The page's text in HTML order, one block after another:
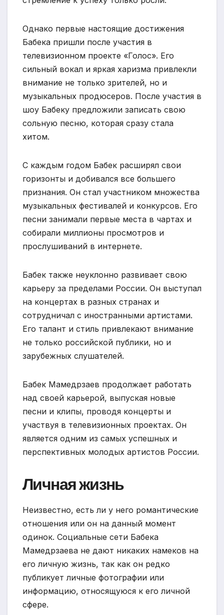
Однако первые настоящие достижения
Бабека пришли после участия в
телевизионном проекте «Голос». Его
сильный вокал и яркая харизма привлекли
внимание не только зрителей, но и
музыкальных продюсеров. После участия в
шоу Бабеку предложили записать свою
сольную песню, которая сразу стала
хитом.
С каждым годом Бабек расширял свои
горизонты и добивался все большего
признания. Он стал участником множества
музыкальных фестивалей и конкурсов. Его
песни занимали первые места в чартах и
собирали миллионы просмотров и
прослушиваний в интернете.
Бабек также неуклонно развивает свою
карьеру за пределами России. Он выступал
на концертах в разных странах и
сотрудничал с иностранными артистами.
Его талант и стиль привлекают внимание
не только российской публики, но и
зарубежных слушателей.
Бабек Мамедрзаев продолжает работать
над своей карьерой, выпуская новые
песни и клипы, проводя концерты и
участвуя в телевизионных проектах. Он
является одним из самых успешных и
перспективных молодых артистов России.
Личная жизнь
Неизвестно, есть ли у него романтические
отношения или он на данный момент
одинок. Социальные сети Бабека
Мамедрзаева не дают никаких намеков на
его личную жизнь, так как он редко
публикует личные фотографии или
информацию, относящуюся к его личной
сфере.